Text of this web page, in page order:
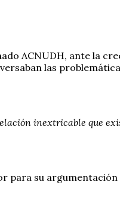
ACNUDH, ante la
las
inextricable que
para su